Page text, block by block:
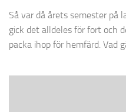
Så var då årets semester på
gick det alldeles för fort och
packa ihop för hemfärd. Vad